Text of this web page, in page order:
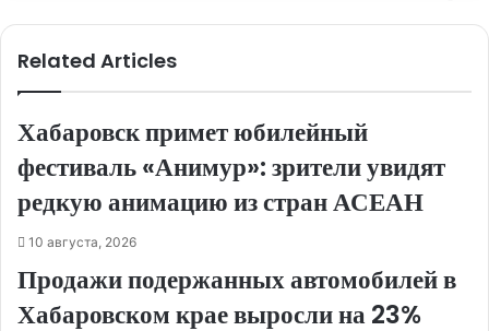
Related Articles
Хабаровск примет юбилейный
фестиваль «Анимур»: зрители увидят
редкую анимацию из стран АСЕАН
10 августа, 2026
Продажи подержанных автомобилей в
Хабаровском крае выросли на 23%